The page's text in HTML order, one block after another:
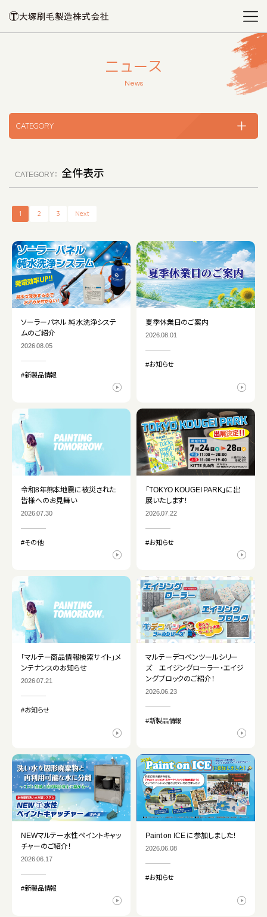
ニュース
News
CATEGORY
CATEGORY： 全件表示
1 2 3 Next
ソーラーパネル 純水洗浄システ
ムのご紹介
2026.08.05
#新製品情報
夏季休業日のご案内
2026.08.01
#お知らせ
令和8年熊本地震に被災された
皆様へのお見舞い
2026.07.30
#その他
「TOKYO KOUGEI PARK」に出
展いたします！
2026.07.22
#お知らせ
「マルテー商品情報検索サイト」メ
ンテナンスのお知らせ
2026.07.21
#お知らせ
マルテーデコペンツールシリー
ズ エイジングローラー・エイジ
ングブロックのご紹介！
2026.06.23
#新製品情報
NEWマルテー水性ペイントキャッ
チャーのご紹介！
2026.06.17
#新製品情報
Paint on ICE に参加しました！
2026.06.08
#お知らせ